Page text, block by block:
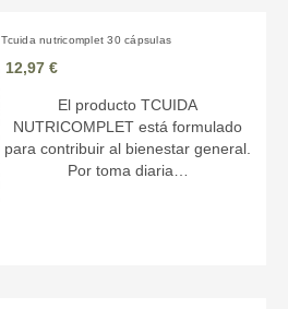
Tcuida nutricomplet 30 cápsulas
12,97 €
El producto TCUIDA
NUTRICOMPLET está formulado
para contribuir al bienestar general.
Por toma diaria…